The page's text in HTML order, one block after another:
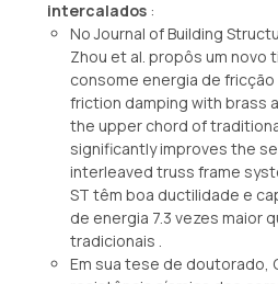
intercalados :
No Journal of Building
Zhou et al. propôs um novo
consome energia de
friction damping with brass
the upper chord of
significantly improves the
interleaved truss frame
ST têm boa ductilidade e
de energia 7.3 vezes maior
tradicionais .
Em sua tese de doutorado,